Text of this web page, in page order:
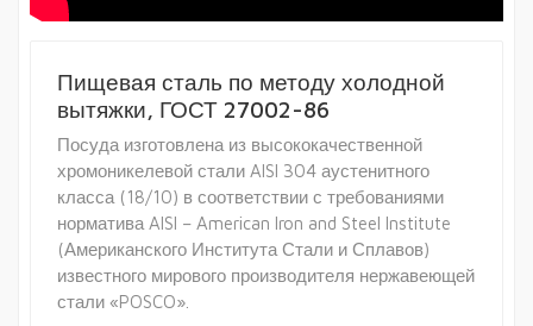
Пищевая сталь по методу холодной
вытяжки, ГОСТ 27002-86
Посуда изготовлена из высококачественной
хромоникелевой стали AISI 304 аустенитного
класса (18/10) в соответствии с требованиями
норматива AISI – American Iron and Steel Institute
(Американского Института Стали и Сплавов)
известного мирового производителя нержавеющей
стали «POSCO».